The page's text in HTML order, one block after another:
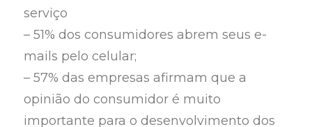
serviço
– 51% dos consumidores abrem seus e-
mails pelo celular;
– 57% das empresas afirmam que a
opinião do consumidor é muito
importante para o desenvolvimento dos